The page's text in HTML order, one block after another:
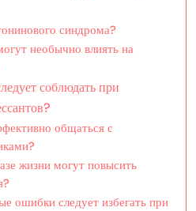
синдрома?
необычно влиять на
соблюдать при
общаться с
жизни могут повысить
ошибки следует избегать при